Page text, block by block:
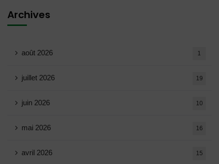
Archives
août 2026 1
juillet 2026 19
juin 2026 10
mai 2026 16
avril 2026 15